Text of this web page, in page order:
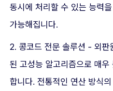
동시에 처리할 수 있는 능력
가능해집니다.
2. 콩코드 전문 솔루션 - 외판
된 고성능 알고리즘으로 매
합니다. 전통적인 연산 방식